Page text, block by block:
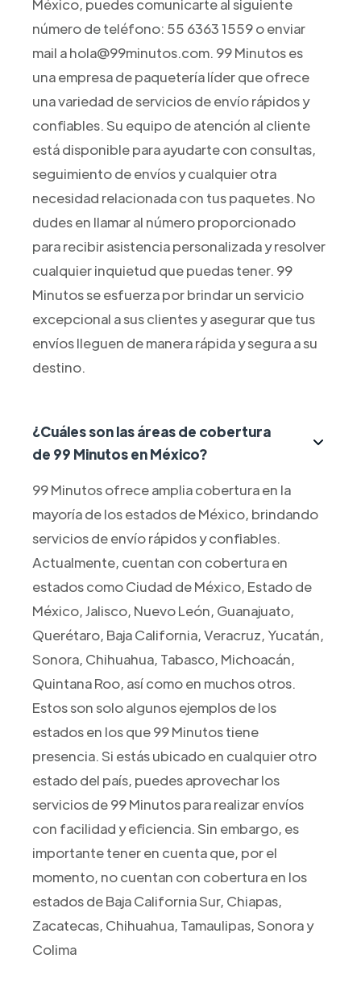
México, puedes comunicarte al siguiente
número de teléfono: 55 6363 1559 o enviar
mail a hola@99minutos.com. 99 Minutos es
una empresa de paquetería líder que ofrece
una variedad de servicios de envío rápidos y
confiables. Su equipo de atención al cliente
está disponible para ayudarte con consultas,
seguimiento de envíos y cualquier otra
necesidad relacionada con tus paquetes. No
dudes en llamar al número proporcionado
para recibir asistencia personalizada y resolver
cualquier inquietud que puedas tener. 99
Minutos se esfuerza por brindar un servicio
excepcional a sus clientes y asegurar que tus
envíos lleguen de manera rápida y segura a su
destino.
¿Cuáles son las áreas de cobertura
de 99 Minutos en México?
99 Minutos ofrece amplia cobertura en la
mayoría de los estados de México, brindando
servicios de envío rápidos y confiables.
Actualmente, cuentan con cobertura en
estados como Ciudad de México, Estado de
México, Jalisco, Nuevo León, Guanajuato,
Querétaro, Baja California, Veracruz, Yucatán,
Sonora, Chihuahua, Tabasco, Michoacán,
Quintana Roo, así como en muchos otros.
Estos son solo algunos ejemplos de los
estados en los que 99 Minutos tiene
presencia. Si estás ubicado en cualquier otro
estado del país, puedes aprovechar los
servicios de 99 Minutos para realizar envíos
con facilidad y eficiencia. Sin embargo, es
importante tener en cuenta que, por el
momento, no cuentan con cobertura en los
estados de Baja California Sur, Chiapas,
Zacatecas, Chihuahua, Tamaulipas, Sonora y
Colima